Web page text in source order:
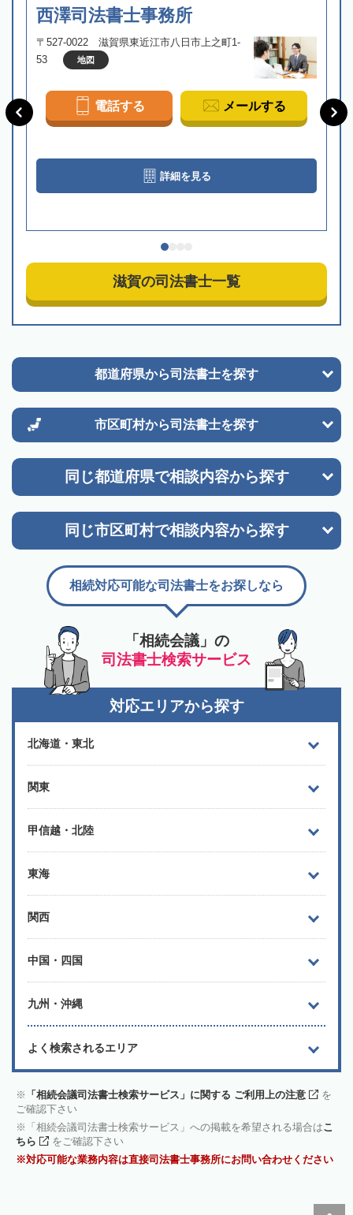
西澤司法書士事務所
〒527-0022 滋賀県東近江市八日市上之町1-
53
地図
電話する メールする
詳細を見る
滋賀の司法書士一覧
都道府県から司法書士を探す
市区町村から司法書士を探す
同じ都道府県で相談内容から探す
同じ市区町村で相談内容から探す
「相続会議」の
司法書士検索サービス
相続対応可能な司法書士をお探しなら
対応エリアから探す
北海道・東北
関東
甲信越・北陸
東海
関西
中国・四国
九州・沖縄
よく検索されるエリア
「相続会議司法書士検索サービス」に関する ご利用上の注意
を
ご確認下さい
「相続会議司法書士検索サービス」への掲載を希望される場合はこ
ちら
をご確認下さい
対応可能な業務内容は直接司法書士事務所にお問い合わせください